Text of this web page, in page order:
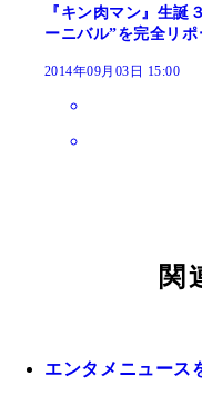
『キン肉マン』生
ーニバル”を完全リポ
2014年09月03日 15:00
関
エンタメニュース